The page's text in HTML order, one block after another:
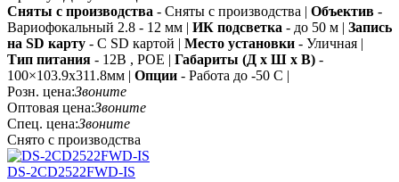
Сняты с производства - Сняты с производства | Объектив -
Вариофокальный 2.8 - 12 мм | ИК подсветка - до 50 м | Запись
на SD карту - С SD картой | Место установки - Уличная |
Тип питания - 12В , POE | Габариты (Д х Ш х В) -
100×103.9x311.8мм | Опции - Работа до -50 C |
Розн. цена:Звоните
Оптовая цена:Звоните
Спец. цена:Звоните
Снято с производства
DS-2CD2522FWD-IS